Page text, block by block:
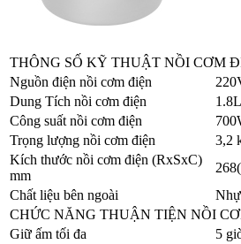
THÔNG SỐ KỸ THUẬT NỒI CƠM
Nguồn điện nồi cơm điện
Dung Tích nồi cơm điện
1.8L
Công suất nồi cơm điện
Trọng lượng nồi cơm điện
3,2
Kích thước nồi cơm điện (RxSxC)
mm
Chất liệu bên ngoài
CHỨC NĂNG THUẬN TIỆN NỒI
Giữ ấm tối đa
5